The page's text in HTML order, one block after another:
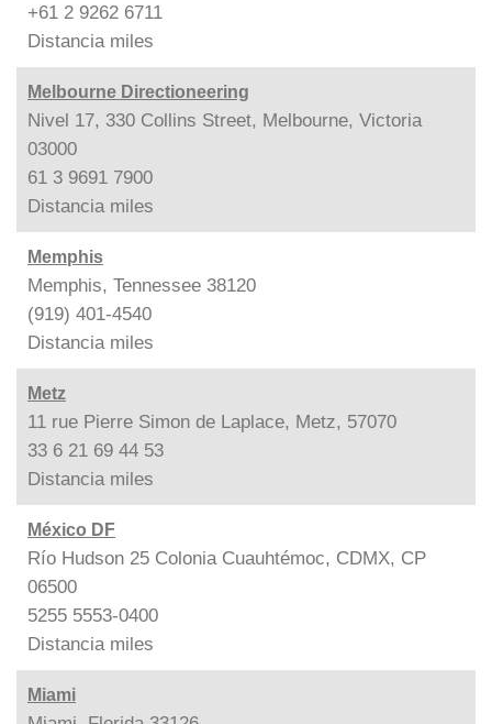
+61 2 9262 6711
Distancia miles
Melbourne Directioneering
Nivel 17, 330 Collins Street, Melbourne, Victoria
03000
61 3 9691 7900
Distancia miles
Memphis
Memphis, Tennessee 38120
(919) 401-4540
Distancia miles
Metz
11 rue Pierre Simon de Laplace, Metz, 57070
33 6 21 69 44 53
Distancia miles
México DF
Río Hudson 25 Colonia Cuauhtémoc, CDMX, CP
06500
5255 5553-0400
Distancia miles
Miami